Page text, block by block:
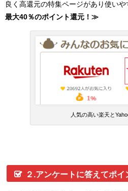
良く高還元の特集ページがあり使いや
最大40％のポイント還元！≫
人気の高い楽天と
２.アンケートに答えてポイ